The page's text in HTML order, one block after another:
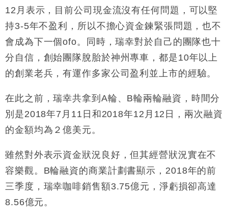
12 月表示，目前公司現金流沒有任何問題，可以堅
持3-5年不盈利，所以不擔心資金鍊緊張問題，也不
會成為下一個ofo。同時，瑞幸對於自己的團隊也十
分自信，創始團隊脫胎於神州專車，都是10年以上
的創業老兵，有運作多家公司盈利並上市的經驗。
在此之前，瑞幸共拿到 A輪、 B輪兩輪融資，時間分
別是2018年7 月 11 日和2018年12 月 12 日，兩次融資
的金額均為２億美元。
雖然對外表示資金狀況良好，但其經營狀況實在不
容樂觀。 B輪融資的商業計劃書顯示， 2018年的前
三季度，瑞幸咖啡銷售額3.75億元，淨虧損卻高達
8.56億元。